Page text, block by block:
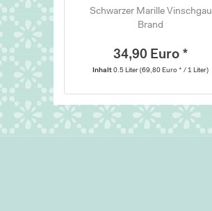
Schwarzer Marille Vinschgau
Brand
34,90 Euro *
Inhalt0.5 Liter(69,80 Euro * / 1 Liter)